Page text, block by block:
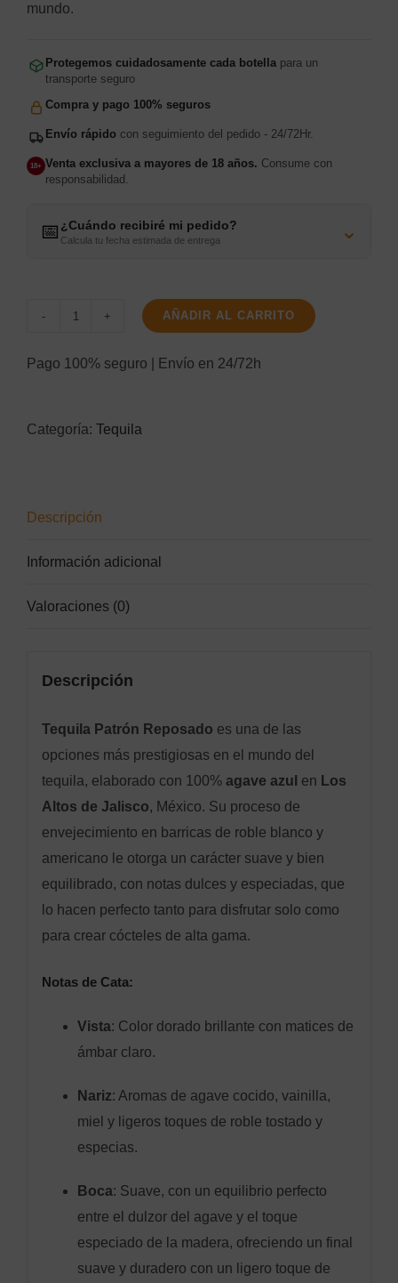
mundo.
Protegemos cuidadosamente cada botella para un
transporte seguro
Compra y pago 100% seguros
Envío rápido con seguimiento del pedido - 24/72Hr.
18+ Venta exclusiva a mayores de 18 años. Consume con
responsabilidad.
📅 ¿Cuándo recibiré mi pedido?
Calcula tu fecha estimada de entrega ⌄
AÑADIR AL CARRITO
Pago 100% seguro | Envío en 24/72h
Categoría: Tequila
Descripción
Información adicional
Valoraciones (0)
Descripción
Tequila Patrón Reposado es una de las
opciones más prestigiosas en el mundo del
tequila, elaborado con 100% agave azul en Los
Altos de Jalisco, México. Su proceso de
envejecimiento en barricas de roble blanco y
americano le otorga un carácter suave y bien
equilibrado, con notas dulces y especiadas, que
lo hacen perfecto tanto para disfrutar solo como
para crear cócteles de alta gama.
Notas de Cata:
Vista: Color dorado brillante con matices de
ámbar claro.
Nariz: Aromas de agave cocido, vainilla,
miel y ligeros toques de roble tostado y
especias.
Boca: Suave, con un equilibrio perfecto
entre el dulzor del agave y el toque
especiado de la madera, ofreciendo un final
suave y duradero con un ligero toque de